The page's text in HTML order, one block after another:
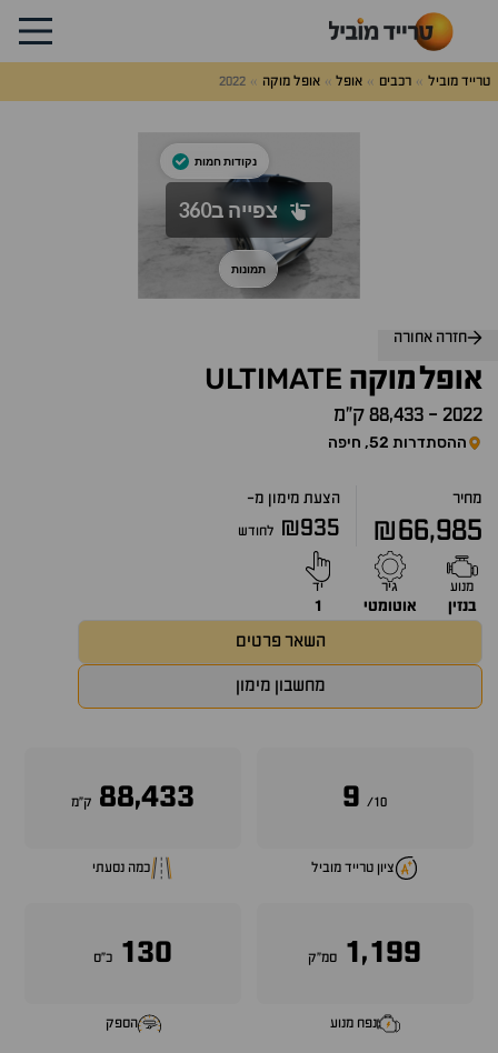
טרייד מוביל רכבים אופל אופל מוקה 2022
חזרה אחורה
אופלמוקה ULTIMATE
2022
- 88,433 ק״מ
ההסתדרות 52, חיפה
מחיר
₪66,985
הצעת מימון מ-
₪935 לחודש
מנוע
בנזין
גיר
אוטומטי
יד
1
השאר פרטים
מחשבון מימון
10/
9
ציון טרייד מוביל
88,433 ק״מ
כמה נסעתי
1,199 סמ״ק
נפח מנוע
130 כ״ס
הספק